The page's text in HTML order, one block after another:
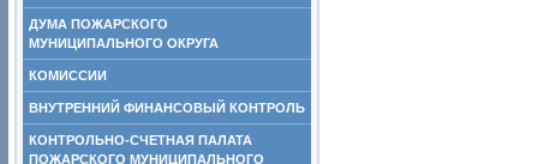
ДУМА ПОЖАРСКОГО
МУНИЦИПАЛЬНОГО ОКРУГА
КОМИССИИ
ВНУТРЕННИЙ ФИНАНСОВЫЙ КОНТРОЛЬ
КОНТРОЛЬНО-СЧЕТНАЯ ПАЛАТА
ПОЖАРСКОГО МУНИЦИПАЛЬНОГО